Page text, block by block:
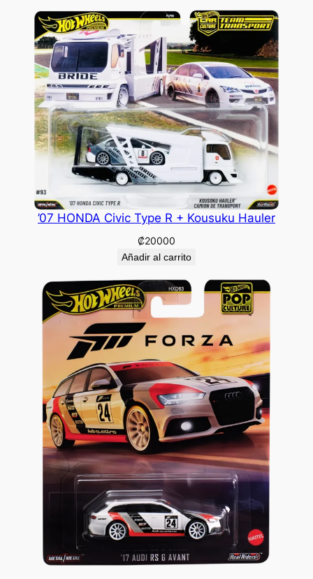
’07 HONDA Civic Type R + Kousuku Hauler
₡20000
Añadir al carrito